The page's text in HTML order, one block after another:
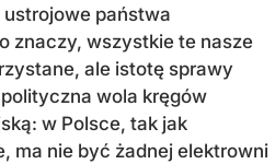
ustrojowe państwa
znaczy, wszystkie te nasze
ale istotę sprawy
wola kręgów
w Polsce, tak jak
ma nie być żadnej elektrowni